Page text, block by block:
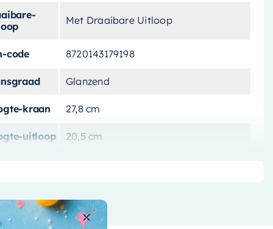
Met Draaibare Uitloop
code 8720143179198
Glanzend
kraan 27,8 cm
uitloop 20,5 cm
Chroom